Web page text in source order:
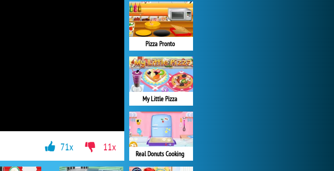
Pizza Pronto
My Little Pizza
Real Donuts Cooking
71x 11x